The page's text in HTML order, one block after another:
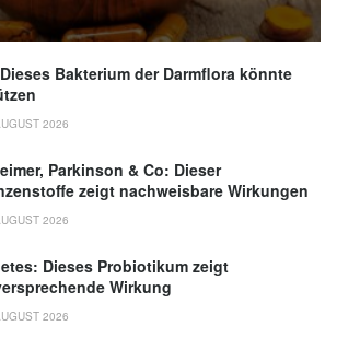
Bakterium der Darmflora könnte
2026
Parkinson & Co: Dieser
zeigt nachweisbare Wirkungen
2026
Dieses Probiotikum zeigt
Wirkung
2026